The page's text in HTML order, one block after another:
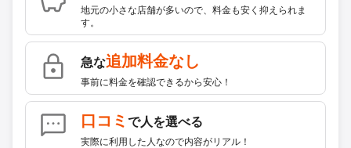
地元の小さな店舗が多いので、料金も安く抑えられま
す。
急な追加料金なし
事前に料金を確認できるから安心！
口コミで人を選べる
実際に利用した人なので内容がリアル！